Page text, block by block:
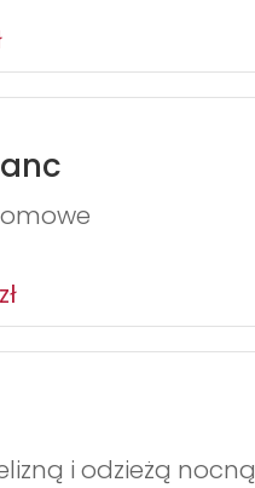
i odzieżą nocną